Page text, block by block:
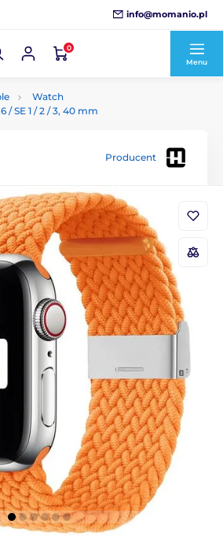
info@momanio.pl
0
Menu
Watch
/ SE 1 / 2 / 3, 40 mm
Producent